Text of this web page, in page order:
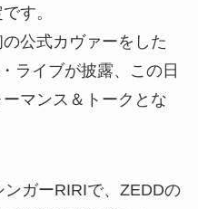
す。
公式カヴァーをした
ライブが披露、この日
マンス＆トークとな
ガーRIRIで、ZEDDの